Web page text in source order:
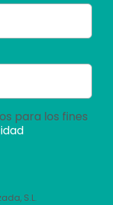
para los fines
S.L.